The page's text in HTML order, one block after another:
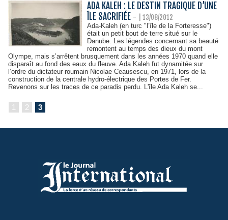
ADA KALEH : LE DESTIN TRAGIQUE D’UNE
ÎLE SACRIFIÉE - | 13/08/2012
Ada-Kaleh (en turc "l’île de la Forteresse")
était un petit bout de terre situé sur le
Danube. Les légendes concernant sa beauté
remontent au temps des dieux du mont
Olympe, mais s’arrêtent brusquement dans les années 1970 quand elle
disparaît au fond des eaux du fleuve. Ada Kaleh fut dynamitée sur
l’ordre du dictateur roumain Nicolae Ceausescu, en 1971, lors de la
construction de la centrale hydro-électrique des Portes de Fer.
Revenons sur les traces de ce paradis perdu. L'île Ada Kaleh se...
1 2 3